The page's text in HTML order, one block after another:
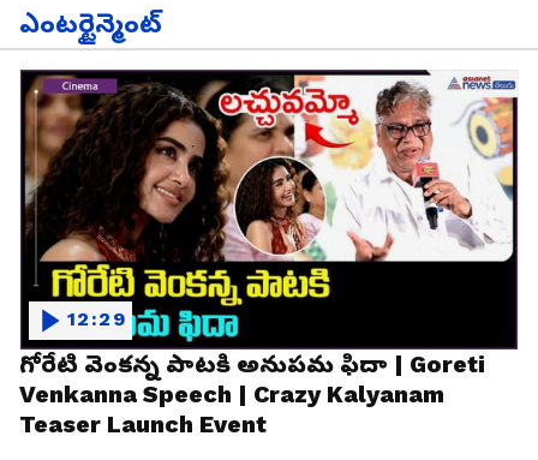
ఎంటర్టైన్మెంట్
గోరేటి వెంకన్న పాటకి అనుపమ ఫిదా | Goreti
Venkanna Speech | Crazy Kalyanam
Teaser Launch Event
12:29